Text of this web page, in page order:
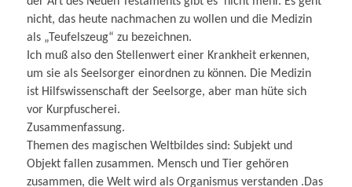
nicht, das heute nachmachen zu wollen und die Medizin
als „Teufelszeug“ zu bezeichnen.
Ich muß also den Stellenwert einer Krankheit erkennen,
um sie als Seelsorger einordnen zu können. Die Medizin
ist Hilfswissenschaft der Seelsorge, aber man hüte sich
vor Kurpfuscherei.
Zusammenfassung.
Themen des magischen Weltbildes sind: Subjekt und
Objekt fallen zusammen. Mensch und Tier gehören
zusammen, die Welt wird als Organismus verstanden .Das